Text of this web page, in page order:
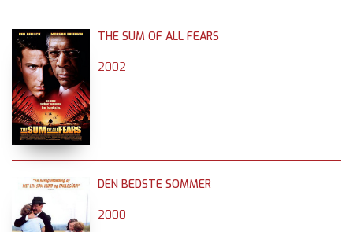
THE SUM OF ALL FEARS
2002
DEN BEDSTE SOMMER
2000